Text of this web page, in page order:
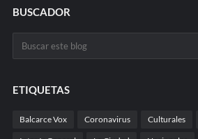
BUSCADOR
ETIQUETAS
Balcarce Vox Coronavirus Culturales